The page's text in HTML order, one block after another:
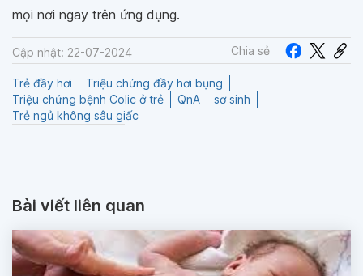
mọi nơi ngay trên ứng dụng.
Cập nhật: 22-07-2024 Chia sẻ
Trẻ đầy hơi
Triệu chứng đầy hơi bụng
Triệu chứng bệnh Colic ở trẻ
QnA
sơ sinh
Trẻ ngủ không sâu giấc
Bài viết liên quan